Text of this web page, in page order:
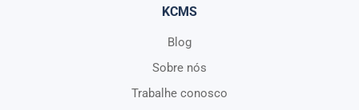
KCMS
Blog
Sobre nós
Trabalhe conosco